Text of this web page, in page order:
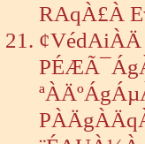
RAqÀ£À